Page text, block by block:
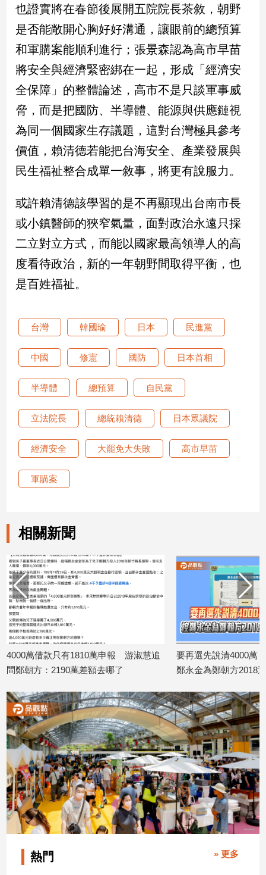
建
築/
內
設
計
旅
遊/
食
星
座/
命
消
費
健
康/
親
子/
感
藝
術
／
電
影
戲
寵
Pet
影
音
專
區
合
作
媒
體
投
稿
專
區
也證實將在春節後展開五院院長茶敘，朝野
是否能敞開心胸好好溝通，讓眼前的總預算
和軍購案能順利進行；張景森認為高市早苗
將安全與經濟緊密綁在一起，形成「經濟安
全保障」的整體論述，高市不是只談軍事威
脅，而是把國防、半導體、能源與供應鏈視
為同一個國家生存議題，這對台灣極具參考
價值，賴清德若能把台海安全、產業發展與
民生福祉整合成單一敘事，將更有說服力。
或許賴清德該學習的是不再顯現出台南市長
或小鎮醫師的狹窄氣量，面對政治永遠只採
二立對立方式，而能以國家最高領導人的高
度看待政治，新的一年朝野間取得平衡，也
是百姓福祉。
台灣 韓國瑜 日本 民進黨
中國 修憲 國防 日本首相
半導體 總預算 自民黨
立法院長 總統賴清德 日本眾議院
經濟安全 大罷免大失敗 高市早苗
軍購案
相關新聞
報 游淑慧追
了
要再選先說清4000萬！吳子嘉秀票據 控
鄭永金為鄭朝方2018選縣長籌錢至今未
2026/08/07
遠傳
1688
熱門 » 更多